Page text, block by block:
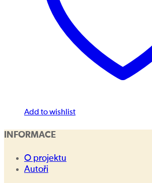
Add to wishlist
INFORMACE
O projektu
Autoři